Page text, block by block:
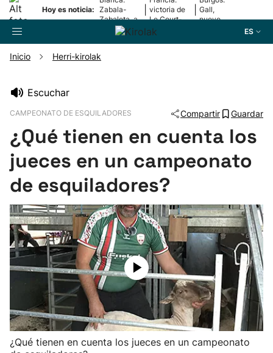
Hoy es noticia: Zabala-
Zabaleta, a
la final
victoria de
Le Court-
Pienaar
Gall,
nuevo
ES
Pelota
Remo
Baloncesto
Ciclismo
Herri-kirolak
Balonmano
Inicio Herri-kirolak
Escuchar
CAMPEONATO DE ESQUILADORES Compartir Guardar
¿Qué tienen en cuenta los
jueces en un campeonato
de esquiladores?
¿Qué tienen en cuenta los jueces en un campeonato